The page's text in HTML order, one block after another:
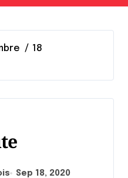
18
Sep 18, 2020